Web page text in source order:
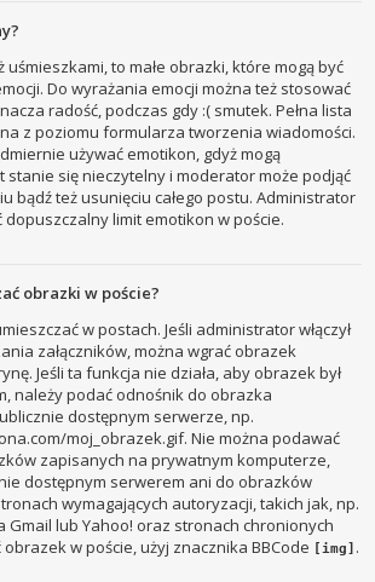
uśmieszkami, to małe obrazki, które mogą być
Do wyrażania emocji można też stosować
radość, podczas gdy :( smutek. Pełna lista
z poziomu formularza tworzenia wiadomości.
używać emotikon, gdyż mogą
stanie się nieczytelny i moderator może podjąć
bądź też usunięciu całego postu. Administrator
limit emotikon w poście.
obrazki w poście?
w postach. Jeśli administrator włączył
załączników, można wgrać obrazek
Jeśli ta funkcja nie działa, aby obrazek był
należy podać odnośnik do obrazka
dostępnym serwerze, np.
moj_obrazek.gif. Nie można podawać
zapisanych na prywatnym komputerze,
dostępnym serwerem ani do obrazków
wymagających autoryzacji, takich jak, np.
Gmail lub Yahoo! oraz stronach chronionych
obrazek w poście, użyj znacznika BBCode [img] .